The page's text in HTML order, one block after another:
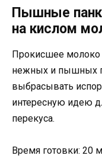
Пышные
на кислом
Прокисшее молоко
нежных и пышных
выбрасывать
интересную идею
перекуса.
Время готовки: 20